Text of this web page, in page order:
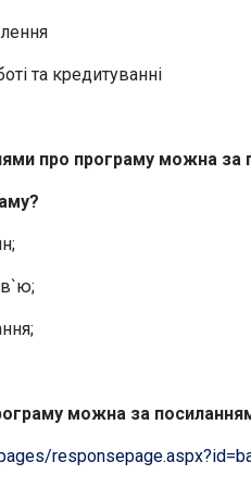
та кредитуванні
про програму можна за
можна за